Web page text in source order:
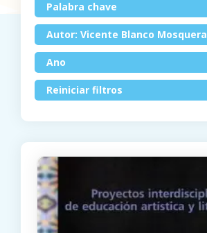
Palabra chave
Autor: Vicente Blanco Mosquera
Ano
Reiniciar filtros